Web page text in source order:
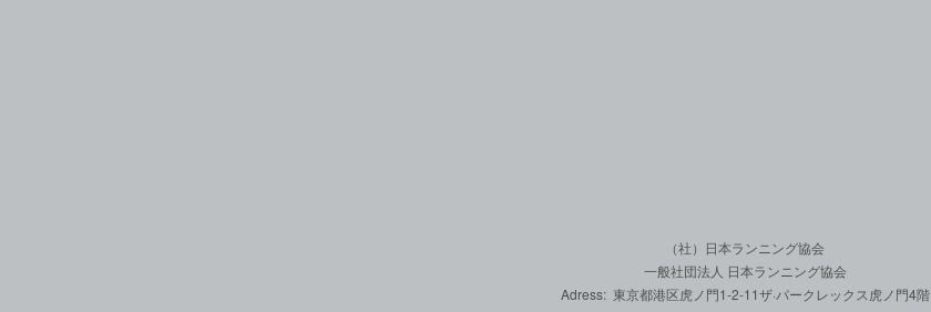
（社）日本ランニング協会
一般社団法人 日本ランニング協会
Adress: 東京都港区虎ノ門1-2-11ザ·パークレックス虎ノ門4階